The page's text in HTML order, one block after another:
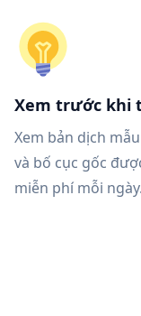
Xem trước khi
Xem bản dịch
và bố cục gốc
miễn phí mỗi ngày.